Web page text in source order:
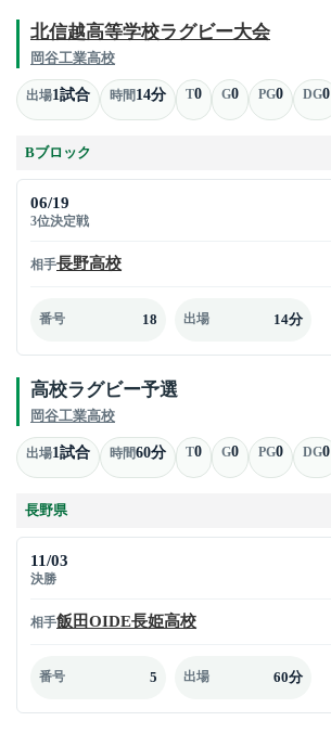
北信越高等学校ラグビー大会
岡谷工業高校
出場1試合 時間14分 T0 G0 PG0 DG0
Bブロック
06/19
3位決定戦
相手長野高校
番号 18 出場 14分
高校ラグビー予選
岡谷工業高校
出場1試合 時間60分 T0 G0 PG0 DG0
長野県
11/03
決勝
相手飯田OIDE長姫高校
番号 5 出場 60分